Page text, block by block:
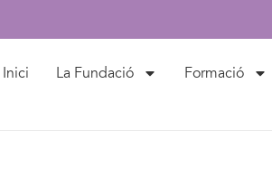
Inici La Fundació Formació